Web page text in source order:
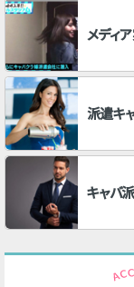
メディ
派遣キ
キャバ